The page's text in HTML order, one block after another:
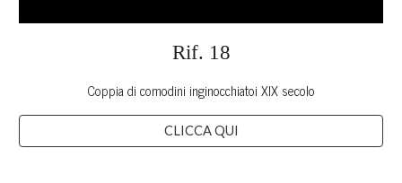
Rif. 1 8
Coppia di comodini inginocchiatoi XIX secolo
CLICCA QUI